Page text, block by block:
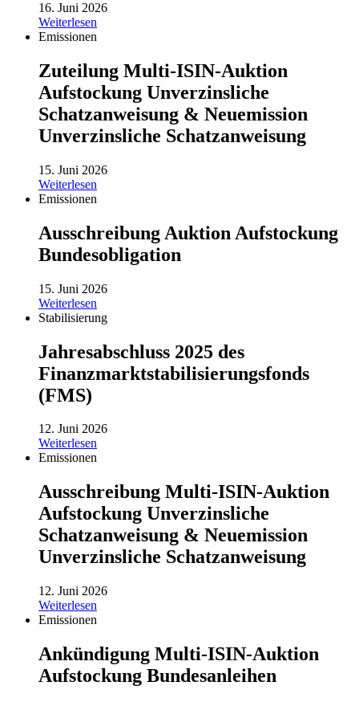
16. Juni 2026
Weiterlesen
Emissionen
Zuteilung Multi-ISIN-Auktion
Aufstockung Unverzinsliche
Schatzanweisung & Neuemission
Unverzinsliche Schatzanweisung
15. Juni 2026
Weiterlesen
Emissionen
Ausschreibung Auktion Aufstockung
Bundesobligation
15. Juni 2026
Weiterlesen
Stabilisierung
Jahresabschluss 2025 des
Finanzmarktstabilisierungsfonds
(FMS)
12. Juni 2026
Weiterlesen
Emissionen
Ausschreibung Multi-ISIN-Auktion
Aufstockung Unverzinsliche
Schatzanweisung & Neuemission
Unverzinsliche Schatzanweisung
12. Juni 2026
Weiterlesen
Emissionen
Ankündigung Multi-ISIN-Auktion
Aufstockung Bundesanleihen